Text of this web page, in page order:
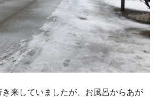
来していましたが、お風呂からあが